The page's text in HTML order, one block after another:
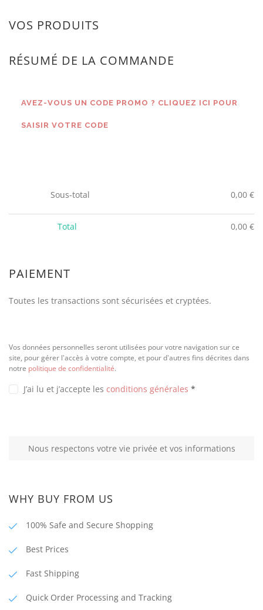
VOS PRODUITS
RÉSUMÉ DE LA COMMANDE
AVEZ-VOUS UN CODE PROMO ? CLIQUEZ ICI POUR
SAISIR VOTRE CODE
Sous-total 0,00 €
Total 0,00 €
PAIEMENT
Toutes les transactions sont sécurisées et cryptées.
Vos données personnelles seront utilisées pour votre navigation sur ce
site, pour gérer l'accès à votre compte, et pour d'autres fins décrites dans
notre politique de confidentialité.
J’ai lu et j’accepte les conditions générales *
Nous respectons votre vie privée et vos informations
WHY BUY FROM US
100% Safe and Secure Shopping
Best Prices
Fast Shipping
Quick Order Processing and Tracking